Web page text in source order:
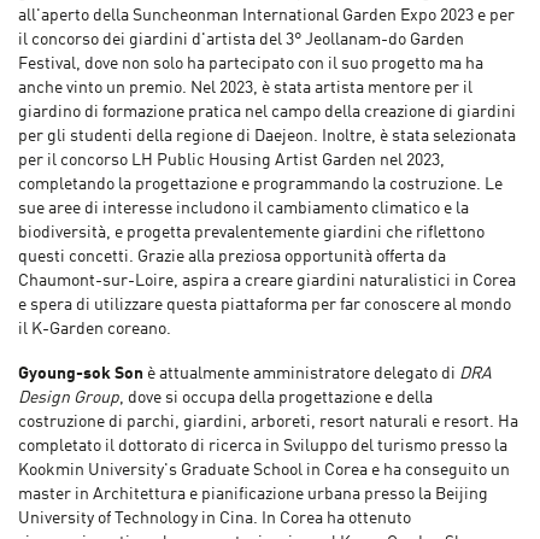
all'aperto della Suncheonman International Garden Expo 2023 e per
il concorso dei giardini d'artista del 3° Jeollanam-do Garden
Festival, dove non solo ha partecipato con il suo progetto ma ha
anche vinto un premio. Nel 2023, è stata artista mentore per il
giardino di formazione pratica nel campo della creazione di giardini
per gli studenti della regione di Daejeon. Inoltre, è stata selezionata
per il concorso LH Public Housing Artist Garden nel 2023,
completando la progettazione e programmando la costruzione. Le
sue aree di interesse includono il cambiamento climatico e la
biodiversità, e progetta prevalentemente giardini che riflettono
questi concetti. Grazie alla preziosa opportunità offerta da
Chaumont-sur-Loire, aspira a creare giardini naturalistici in Corea
e spera di utilizzare questa piattaforma per far conoscere al mondo
il K-Garden coreano.
Gyoung-sok Son è attualmente amministratore delegato di DRA
Design Group, dove si occupa della progettazione e della
costruzione di parchi, giardini, arboreti, resort naturali e resort. Ha
completato il dottorato di ricerca in Sviluppo del turismo presso la
Kookmin University's Graduate School in Corea e ha conseguito un
master in Architettura e pianificazione urbana presso la Beijing
University of Technology in Cina. In Corea ha ottenuto